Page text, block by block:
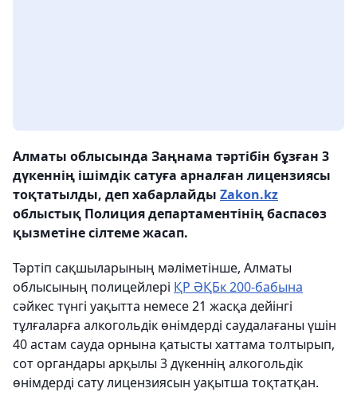
Алматы облысында Заңнама тәртібін бұзған 3
дүкеннің ішімдік сатуға арналған лицензиясы
тоқтатылды, деп хабарлайды Zakon.kz
облыстық Полиция департаментінің баспасөз
қызметіне сілтеме жасап.
Тәртіп сақшыларының мәліметінше, Алматы
облысының полицейлері ҚР ӘҚБк 200-бабына
сәйкес түнгі уақытта немесе 21 жасқа дейінгі
тұлғаларға алкогольдік өнімдерді саудалағаны үшін
40 астам сауда орнына қатысты хаттама толтырып,
сот органдары арқылы 3 дүкеннің алкогольдік
өнімдерді сату лицензиясын уақытша тоқтатқан.